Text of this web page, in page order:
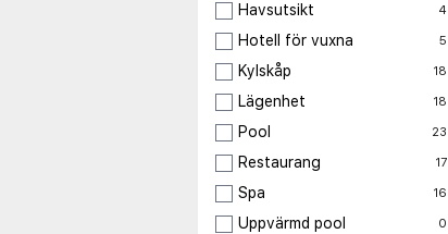
Havsutsikt 4
Hotell för vuxna 5
Kylskåp 18
Lägenhet 18
Pool 23
Restaurang 17
Spa 16
Uppvärmd pool 0